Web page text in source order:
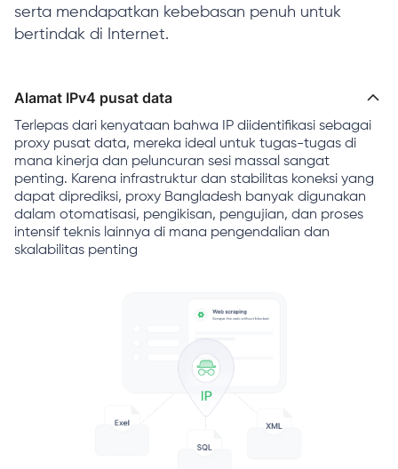
serta mendapatkan kebebasan penuh untuk
bertindak di Internet.
Alamat IPv4 pusat data
Terlepas dari kenyataan bahwa IP diidentifikasi sebagai
proxy pusat data, mereka ideal untuk tugas-tugas di
mana kinerja dan peluncuran sesi massal sangat
penting. Karena infrastruktur dan stabilitas koneksi yang
dapat diprediksi, proxy Bangladesh banyak digunakan
dalam otomatisasi, pengikisan, pengujian, dan proses
intensif teknis lainnya di mana pengendalian dan
skalabilitas penting